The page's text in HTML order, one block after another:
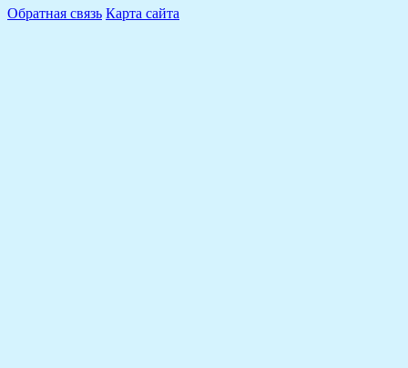
Обратная связь Карта сайта